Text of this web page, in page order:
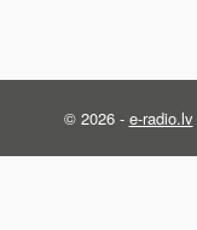
© 2026 - e-radio.lv